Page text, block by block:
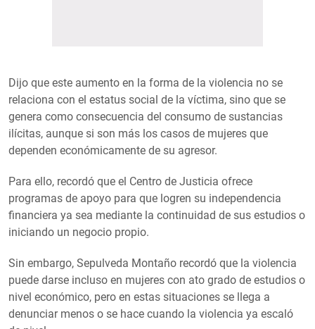
Dijo que este aumento en la forma de la violencia no se
relaciona con el estatus social de la víctima, sino que se
genera como consecuencia del consumo de sustancias
ilícitas, aunque si son más los casos de mujeres que
dependen económicamente de su agresor.
Para ello, recordó que el Centro de Justicia ofrece
programas de apoyo para que logren su independencia
financiera ya sea mediante la continuidad de sus estudios o
iniciando un negocio propio.
Sin embargo, Sepulveda Montaño recordó que la violencia
puede darse incluso en mujeres con ato grado de estudios o
nivel económico, pero en estas situaciones se llega a
denunciar menos o se hace cuando la violencia ya escaló